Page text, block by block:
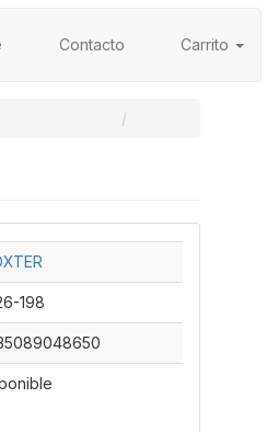
Contacto Carrito
198